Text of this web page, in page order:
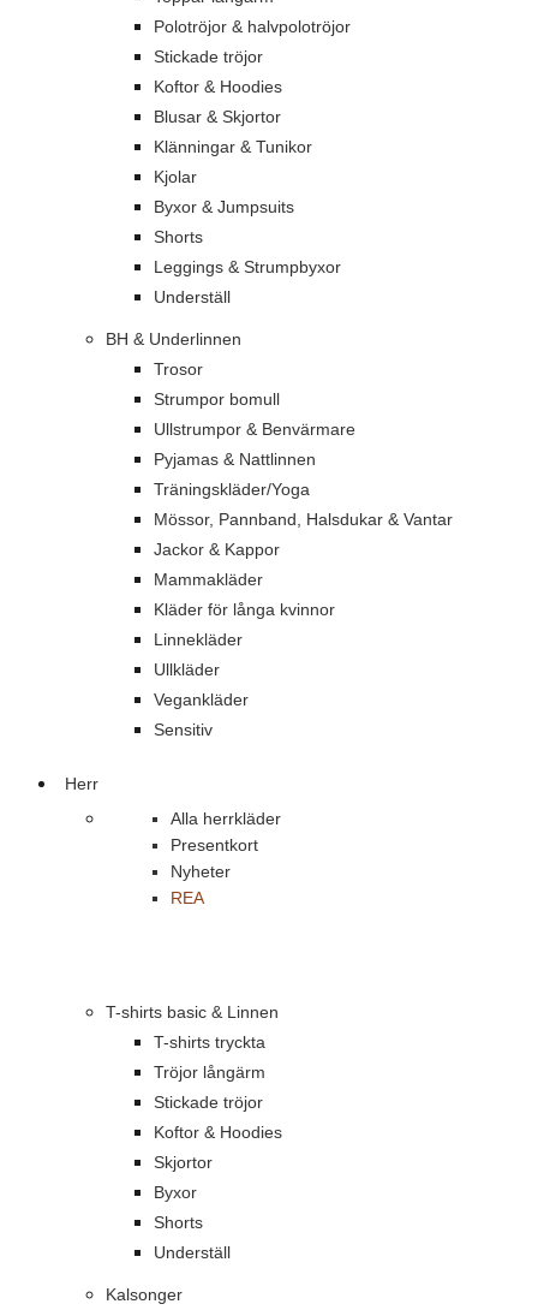
Polotröjor & halvpolotröjor
Stickade tröjor
Koftor & Hoodies
Blusar & Skjortor
Klänningar & Tunikor
Kjolar
Byxor & Jumpsuits
Shorts
Leggings & Strumpbyxor
Underställ
BH & Underlinnen
Trosor
Strumpor bomull
Ullstrumpor & Benvärmare
Pyjamas & Nattlinnen
Träningskläder/Yoga
Mössor, Pannband, Halsdukar & Vantar
Jackor & Kappor
Mammakläder
Kläder för långa kvinnor
Linnekläder
Ullkläder
Vegankläder
Sensitiv
Herr
Alla herrkläder
Presentkort
Nyheter
REA
T-shirts basic & Linnen
T-shirts tryckta
Tröjor långärm
Stickade tröjor
Koftor & Hoodies
Skjortor
Byxor
Shorts
Underställ
Kalsonger